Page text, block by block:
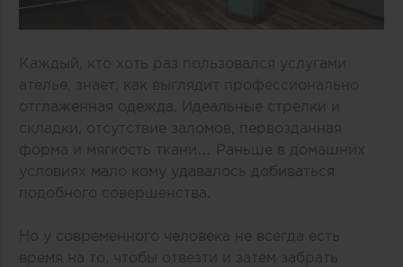
Каждый, кто хоть раз пользовался услугами
ателье, знает, как выглядит профессионально
отглаженная одежда. Идеальные стрелки и
складки, отсутствие заломов, первозданная
форма и мягкость ткани… Раньше в домашних
условиях мало кому удавалось добиваться
подобного совершенства.
Но у современного человека не всегда есть
время на то, чтобы отвезти и затем забрать